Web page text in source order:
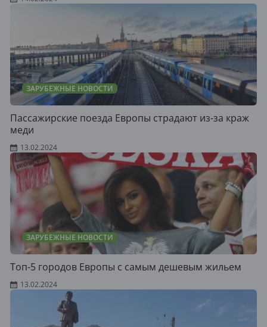
ЗАРУБЕЖНЫЕ НОВОСТИ
Пассажирские поезда Европы страдают из-за краж
меди
13.02.2024
ЗАРУБЕЖНЫЕ НОВОСТИ
Топ-5 городов Европы с самым дешевым жильем
13.02.2024